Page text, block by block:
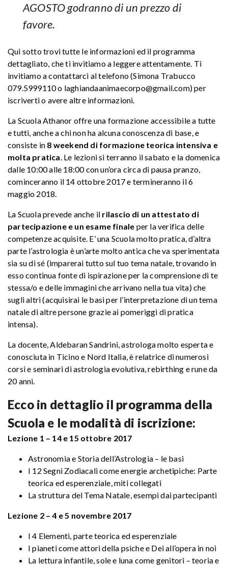
AGOSTO godranno di un prezzo di
favore.
Qui sotto trovi tutte le informazioni ed il programma
dettagliato, che ti invitiamo a leggere attentamente. Ti
invitiamo a contattarci al telefono (Simona Trabucco
079.5999110 o laghiandaanimaecorpo@gmail.com) per
iscriverti o avere altre informazioni.
La Scuola Athanor offre una formazione accessibile a tutte
e tutti, anche a chi non ha alcuna conoscenza di base, e
consiste in 8 weekend di formazione teorica intensiva e
molta pratica. Le lezioni si terranno il sabato e la domenica
dalle 10:00 alle 18:00 con un’ora circa di pausa pranzo,
cominceranno il 14 ottobre 2017 e termineranno il 6
maggio 2018.
La Scuola prevede anche il rilascio di un attestato di
partecipazione e un esame finale per la verifica delle
competenze acquisite. E’ una Scuola molto pratica, d’altra
parte l’astrologia è un’arte molto antica che va sperimentata
sia su di sé (imparerai tutto sul tuo tema natale, trovando in
esso continua fonte di ispirazione per la comprensione di te
stessa/o e delle immagini che arrivano nella tua vita) che
sugli altri (acquisirai le basi per l’interpretazione di un tema
natale di altre persone grazie ai pomeriggi di pratica
intensa).
La docente, Aldebaran Sandrini, astrologa molto esperta e
conosciuta in Ticino e Nord Italia, è relatrice di numerosi
corsi e seminari di astrologia evolutiva, rebirthing e rune da
20 anni.
Ecco in dettaglio il programma della
Scuola e le modalità di iscrizione:
Lezione 1 – 14 e 15 ottobre 2017
Astronomia e Storia dell’Astrologia – le basi
I 12 Segni Zodiacali come energie archetipiche: Parte
teorica ed esperenziale, miti collegati
La struttura del Tema Natale, esempi dai partecipanti
Lezione 2 – 4 e 5 novembre 2017
I 4 Elementi, parte teorica ed esperenziale
I pianeti come attori della psiche e Dei all’opera in noi
La lettura infantile, sole e luna come genitori – teoria e